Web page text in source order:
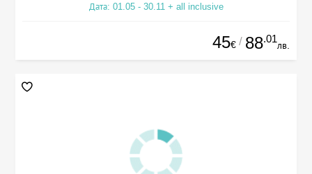
Дата: 01.05 - 30.11 + all inclusive
45€ / 88.01
лв.